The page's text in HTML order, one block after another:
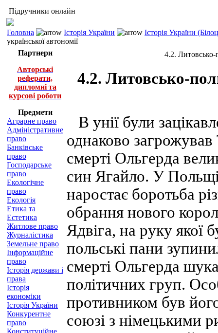
Підручники онлайн
Головна Історія України
Історія України
української автономії
Партнери
Авторські
реферати,
дипломні та
курсові роботи
Предмети
Аграрне право
Адміністративне
право
Банківське
право
Господарське
право
Екологічне
право
Екологія
Етика та
Естетика
Житлове право
Журналістика
Земельне право
Інформаційне
право
Історія держави і
права
Історія
економіки
Історія України
Конкурентне
право
Конституційне
4.2. Литовсько-
4.2. Литовсько-
В унії були
однаково
смерті Ольгерда
син Ягайло. У
наростає боротьба
обрання нового
Ядвіга, на руку якої
польські пани
смерті Ольгерда
політичних груп.
противником був
союзі з німецькими